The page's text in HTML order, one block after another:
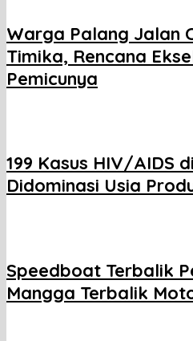
Warga Palang Jalan
Timika, Rencana
Pemicunya
199 Kasus HIV/AIDS
Didominasi Usia
Speedboat Terbalik
Mangga Terbalik